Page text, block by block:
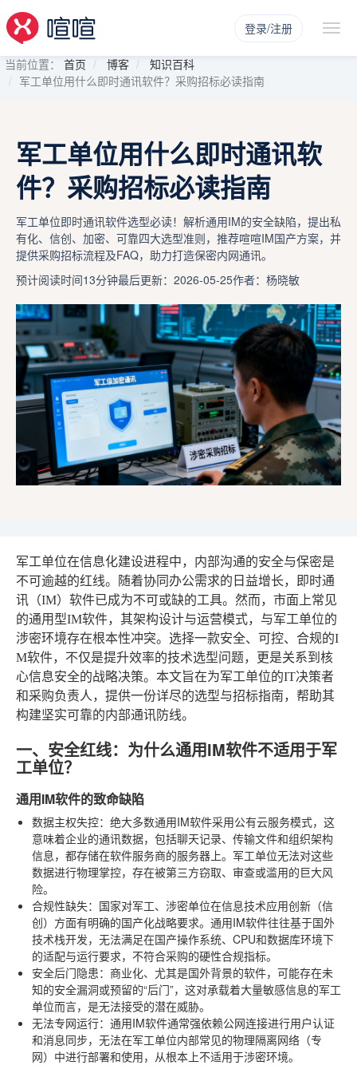
登录/注册
当前位置： 首页 博客
知识百科
军工单位用什么即时通讯软件？采购招标必读指南
军工单位用什么即时通讯软
件？采购招标必读指南
军工单位即时通讯软件选型必读！解析通用IM的安全缺陷，提出私
有化、信创、加密、可靠四大选型准则，推荐喧喧IM国产方案，并
提供采购招标流程及FAQ，助力打造保密内网通讯。
预计阅读时间13分钟最后更新：2026-05-25作者：杨晓敏
军工单位在信息化建设进程中，内部沟通的安全与保密是
不可逾越的红线。随着协同办公需求的日益增长，即时通
讯（IM）软件已成为不可或缺的工具。然而，市面上常见
的通用型IM软件，其架构设计与运营模式，与军工单位的
涉密环境存在根本性冲突。选择一款安全、可控、合规的I
M软件，不仅是提升效率的技术选型问题，更是关系到核
心信息安全的战略决策。本文旨在为军工单位的IT决策者
和采购负责人，提供一份详尽的选型与招标指南，帮助其
构建坚实可靠的内部通讯防线。
一、安全红线：为什么通用IM软件不适用于军
工单位？
通用IM软件的致命缺陷
数据主权失控：绝大多数通用IM软件采用公有云服务模式，这
意味着企业的通讯数据，包括聊天记录、传输文件和组织架构
信息，都存储在软件服务商的服务器上。军工单位无法对这些
数据进行物理掌控，存在被第三方窃取、审查或滥用的巨大风
险。
合规性缺失：国家对军工、涉密单位在信息技术应用创新（信
创）方面有明确的国产化战略要求。通用IM软件往往基于国外
技术栈开发，无法满足在国产操作系统、CPU和数据库环境下
的适配与运行要求，不符合采购的硬性合规指标。
安全后门隐患：商业化、尤其是国外背景的软件，可能存在未
知的安全漏洞或预留的“后门”，这对承载着大量敏感信息的军工
单位而言，是无法接受的潜在威胁。
无法专网运行：通用IM软件通常强依赖公网连接进行用户认证
和消息同步，无法在军工单位内部常见的物理隔离网络（专
网）中进行部署和使用，从根本上不适用于涉密环境。